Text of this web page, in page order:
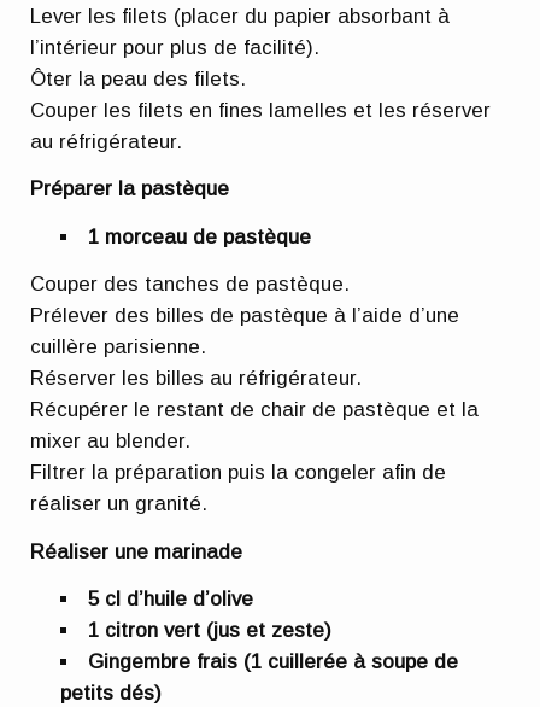
Lever les filets (placer du papier absorbant à
l’intérieur pour plus de facilité).
Ôter la peau des filets.
Couper les filets en fines lamelles et les réserver
au réfrigérateur.
Préparer la pastèque
1 morceau de pastèque
Couper des tanches de pastèque.
Prélever des billes de pastèque à l’aide d’une
cuillère parisienne.
Réserver les billes au réfrigérateur.
Récupérer le restant de chair de pastèque et la
mixer au blender.
Filtrer la préparation puis la congeler afin de
réaliser un granité.
Réaliser une marinade
5 cl d’huile d’olive
1 citron vert (jus et zeste)
Gingembre frais (1 cuillerée à soupe de
petits dés)